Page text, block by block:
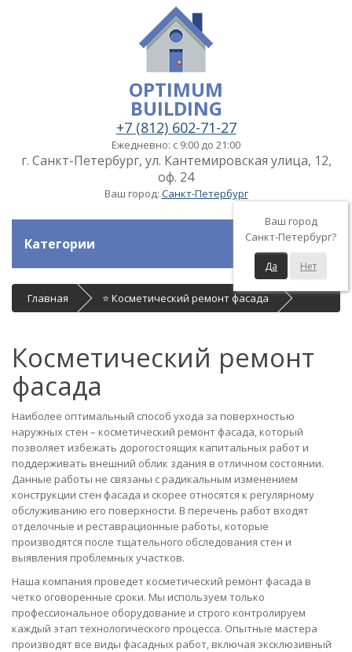
OPTIMUM
BUILDING
+7 (812) 602-71-27
Ежедневно: с 9:00 до 21:00
г. Санкт-Петербург, ул. Кантемировская улица, 12,
оф. 24
Ваш город: Санкт-Петербург
Ваш город
Санкт-Петербург?
Да Нет
Категории
Главная ⭐ Косметический ремонт фасада
Косметический ремонт
фасада
Наиболее оптимальный способ ухода за поверхностью
наружных стен – косметический ремонт фасада, который
позволяет избежать дорогостоящих капитальных работ и
поддерживать внешний облик здания в отличном состоянии.
Данные работы не связаны с радикальным изменением
конструкции стен фасада и скорее относятся к регулярному
обслуживанию его поверхности. В перечень работ входят
отделочные и реставрационные работы, которые
производятся после тщательного обследования стен и
выявления проблемных участков.
Наша компания проведет косметический ремонт фасада в
четко оговоренные сроки. Мы используем только
профессиональное оборудование и строго контролируем
каждый этап технологического процесса. Опытные мастера
производят все виды фасадных работ, включая эксклюзивный